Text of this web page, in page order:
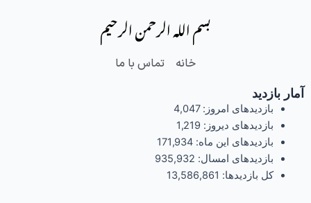
بسم الله الرحمن الرحیم
خانه تماس با ما
آمار بازدید
بازدیدهای امروز:4,047
بازدیدهای دیروز: 1,219
بازدیدهای این ماه: 171,934
بازدیدهای امسال: 935,932
کل بازدیدها: 13,586,861